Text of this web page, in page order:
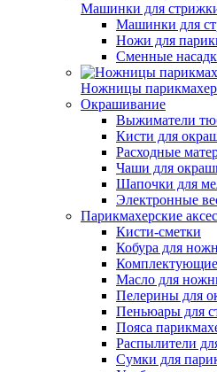
Машинки для
Машинки для
Ножи для
Сменные
Ножницы
Окрашивание
Выжиматели
Кисти для
Расходные
Чаши для
Шапочки для
Электронные
Парикмахерские
Кисти-сметки
Кобура для
Масло для
Пелерины для
Пеньюары для
Пояса
Распылители
Сумки для